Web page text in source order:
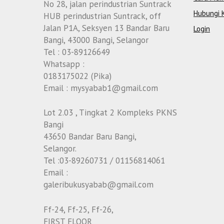
No 28, jalan perindustrian Suntrack
HUB perindustrian Suntrack, off
Jalan P1A, Seksyen 13 Bandar Baru
Bangi, 43000 Bangi, Selangor
Tel : 03-89126649
Whatsapp :
0183175022 (Pika)
Email : mysyabab1@gmail.com
Lot 2.03 , Tingkat 2 Kompleks PKNS
Bangi
43650 Bandar Baru Bangi,
Selangor.
Tel :03-89260731 / 01156814061
Email :
galeribukusyabab@gmail.com
Ff-24, Ff-25, Ff-26,
FIRST FLOOR
Hubungi
Login